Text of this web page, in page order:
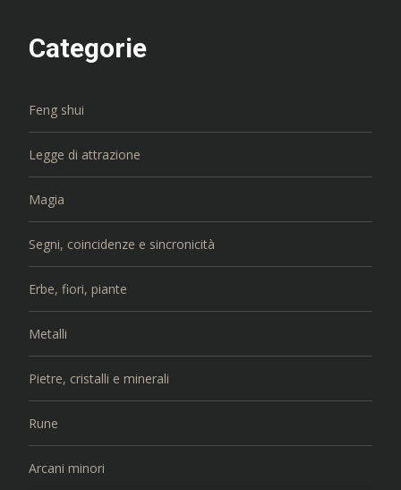
Categorie
Feng shui
Legge di attrazione
Magia
Segni, coincidenze e sincronicità
Erbe, fiori, piante
Metalli
Pietre, cristalli e minerali
Rune
Arcani minori